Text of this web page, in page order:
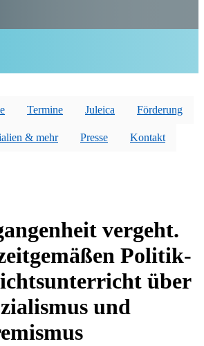
Termine Juleica Förderung
& mehr Presse Kontakt
vergeht.
Politik-
über
und